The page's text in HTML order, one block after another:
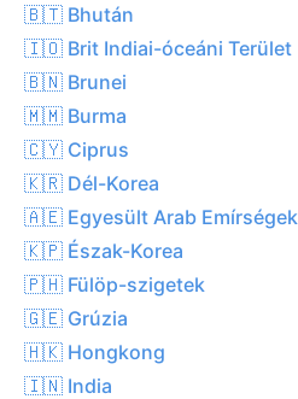
🇧🇹 Bhután
🇮🇴 Brit Indiai-óceáni Terület
🇧🇳 Brunei
🇲🇲 Burma
🇨🇾 Ciprus
🇰🇷 Dél-Korea
🇦🇪 Egyesült Arab Emírségek
🇰🇵 Észak-Korea
🇵🇭 Fülöp-szigetek
🇬🇪 Grúzia
🇭🇰 Hongkong
🇮🇳 India